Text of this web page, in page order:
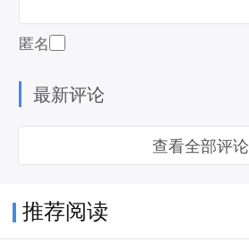
匿名
最新评论
查看全部评论
推荐阅读